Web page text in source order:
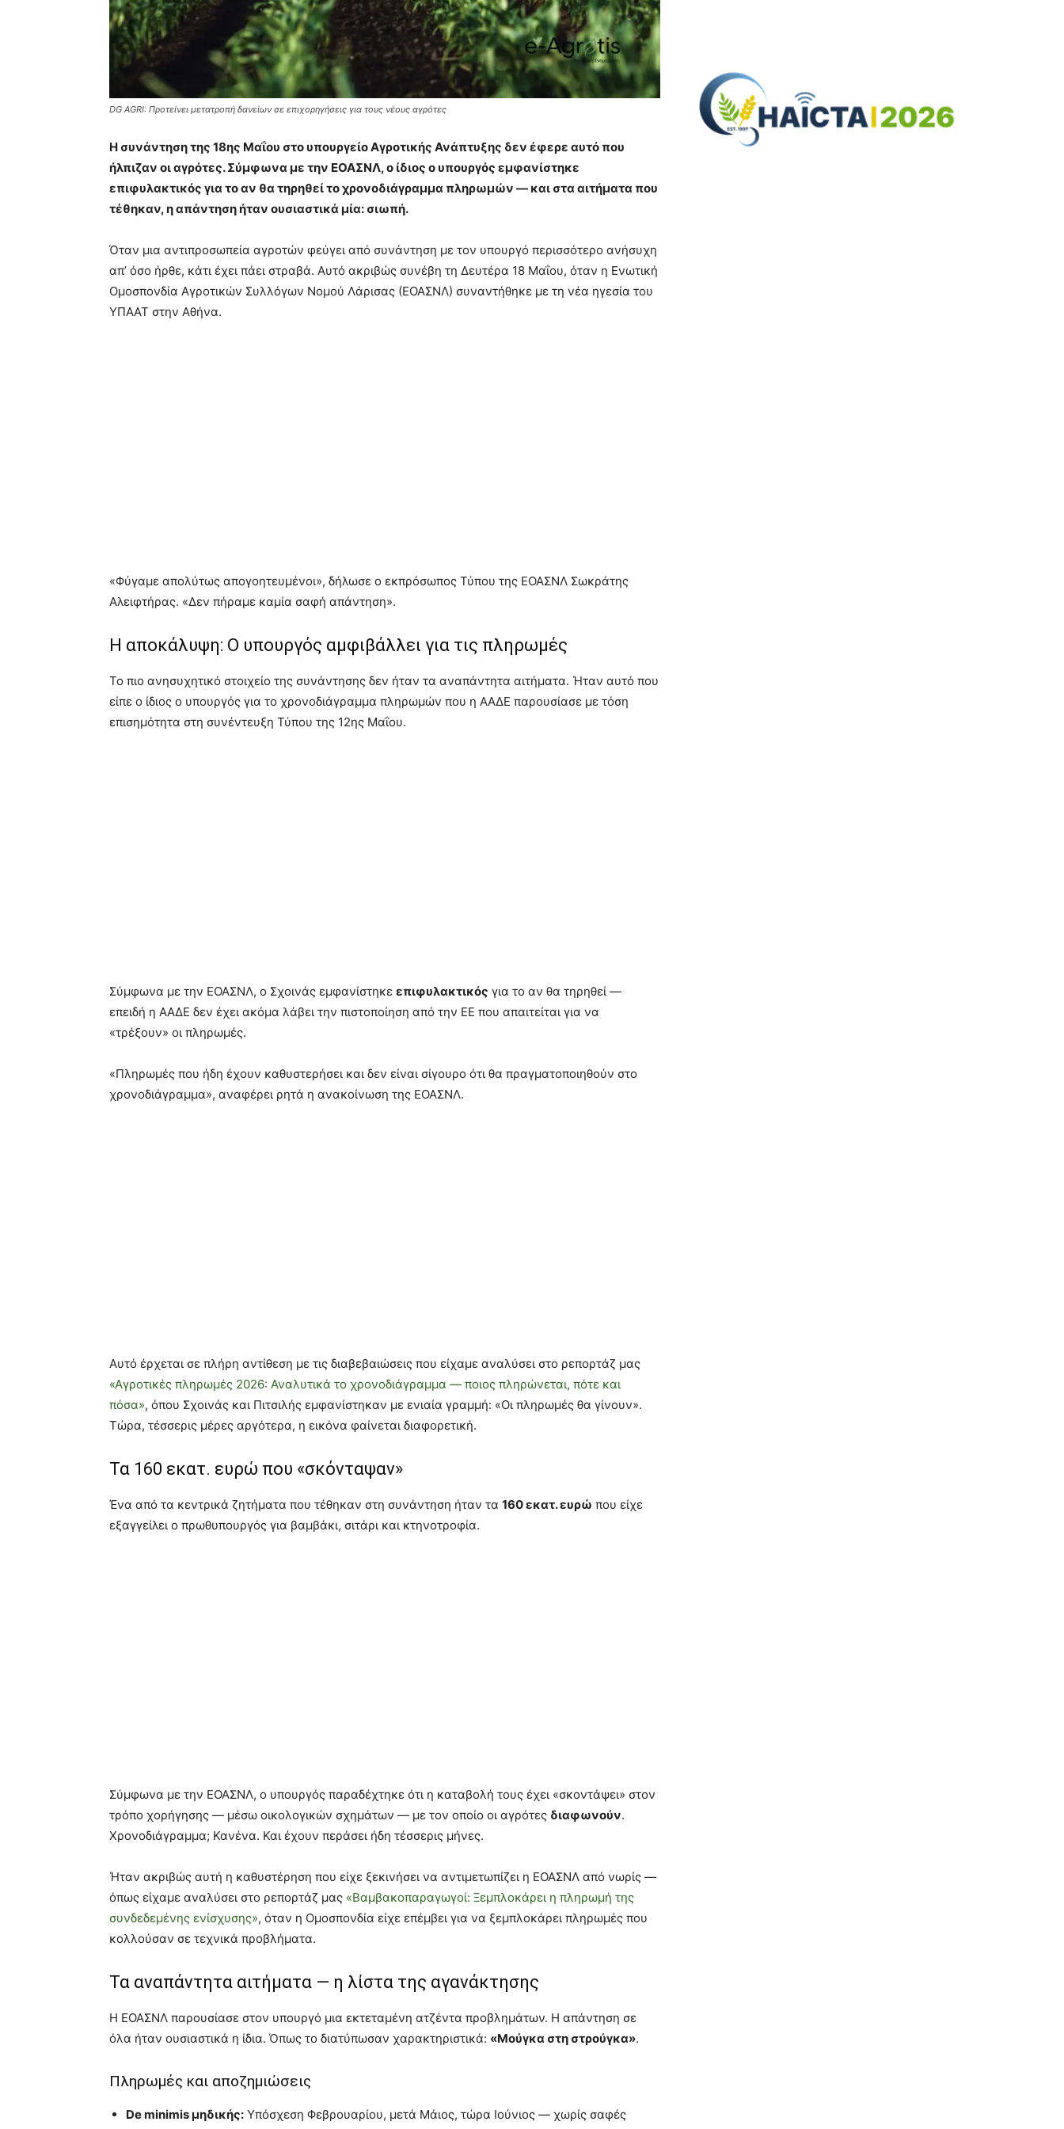
DG AGRI: Προτείνει μετατροπή δανείων σε επιχορηγήσεις για τους νέους αγρότες
Η συνάντηση της 18ης Μαΐου στο υπουργείο Αγροτικής Ανάπτυξης δεν έφερε αυτό που
ήλπιζαν οι αγρότες. Σύμφωνα με την ΕΟΑΣΝΛ, ο ίδιος ο υπουργός εμφανίστηκε
επιφυλακτικός για το αν θα τηρηθεί το χρονοδιάγραμμα πληρωμών — και στα αιτήματα που
τέθηκαν, η απάντηση ήταν ουσιαστικά μία: σιωπή.
Όταν μια αντιπροσωπεία αγροτών φεύγει από συνάντηση με τον υπουργό περισσότερο ανήσυχη
απ’ όσο ήρθε, κάτι έχει πάει στραβά. Αυτό ακριβώς συνέβη τη Δευτέρα 18 Μαΐου, όταν η Ενωτική
Ομοσπονδία Αγροτικών Συλλόγων Νομού Λάρισας (ΕΟΑΣΝΛ) συναντήθηκε με τη νέα ηγεσία του
ΥΠΑΑΤ στην Αθήνα.
«Φύγαμε απολύτως απογοητευμένοι», δήλωσε ο εκπρόσωπος Τύπου της ΕΟΑΣΝΛ Σωκράτης
Αλειφτήρας. «Δεν πήραμε καμία σαφή απάντηση».
Η αποκάλυψη: Ο υπουργός αμφιβάλλει για τις πληρωμές
Το πιο ανησυχητικό στοιχείο της συνάντησης δεν ήταν τα αναπάντητα αιτήματα. Ήταν αυτό που
είπε ο ίδιος ο υπουργός για το χρονοδιάγραμμα πληρωμών που η ΑΑΔΕ παρουσίασε με τόση
επισημότητα στη συνέντευξη Τύπου της 12ης Μαΐου.
Σύμφωνα με την ΕΟΑΣΝΛ, ο Σχοινάς εμφανίστηκε επιφυλακτικός για το αν θα τηρηθεί —
επειδή η ΑΑΔΕ δεν έχει ακόμα λάβει την πιστοποίηση από την ΕΕ που απαιτείται για να
«τρέξουν» οι πληρωμές.
«Πληρωμές που ήδη έχουν καθυστερήσει και δεν είναι σίγουρο ότι θα πραγματοποιηθούν στο
χρονοδιάγραμμα», αναφέρει ρητά η ανακοίνωση της ΕΟΑΣΝΛ.
Αυτό έρχεται σε πλήρη αντίθεση με τις διαβεβαιώσεις που είχαμε αναλύσει στο ρεπορτάζ μας
«Αγροτικές πληρωμές 2026: Αναλυτικά το χρονοδιάγραμμα — ποιος πληρώνεται, πότε και
πόσα», όπου Σχοινάς και Πιτσιλής εμφανίστηκαν με ενιαία γραμμή: «Οι πληρωμές θα γίνουν».
Τώρα, τέσσερις μέρες αργότερα, η εικόνα φαίνεται διαφορετική.
Τα 160 εκατ. ευρώ που «σκόνταψαν»
Ένα από τα κεντρικά ζητήματα που τέθηκαν στη συνάντηση ήταν τα 160 εκατ. ευρώ που είχε
εξαγγείλει ο πρωθυπουργός για βαμβάκι, σιτάρι και κτηνοτροφία.
Σύμφωνα με την ΕΟΑΣΝΛ, ο υπουργός παραδέχτηκε ότι η καταβολή τους έχει «σκοντάψει» στον
τρόπο χορήγησης — μέσω οικολογικών σχημάτων — με τον οποίο οι αγρότες διαφωνούν.
Χρονοδιάγραμμα; Κανένα. Και έχουν περάσει ήδη τέσσερις μήνες.
Ήταν ακριβώς αυτή η καθυστέρηση που είχε ξεκινήσει να αντιμετωπίζει η ΕΟΑΣΝΛ από νωρίς —
όπως είχαμε αναλύσει στο ρεπορτάζ μας «Βαμβακοπαραγωγοί: Ξεμπλοκάρει η πληρωμή της
συνδεδεμένης ενίσχυσης», όταν η Ομοσπονδία είχε επέμβει για να ξεμπλοκάρει πληρωμές που
κολλούσαν σε τεχνικά προβλήματα.
Τα αναπάντητα αιτήματα — η λίστα της αγανάκτησης
Η ΕΟΑΣΝΛ παρουσίασε στον υπουργό μια εκτεταμένη ατζέντα προβλημάτων. Η απάντηση σε
όλα ήταν ουσιαστικά η ίδια. Όπως το διατύπωσαν χαρακτηριστικά: «Μούγκα στη στρούγκα».
Πληρωμές και αποζημιώσεις
De minimis μηδικής: Υπόσχεση Φεβρουαρίου, μετά Μάιος, τώρα Ιούνιος — χωρίς σαφές